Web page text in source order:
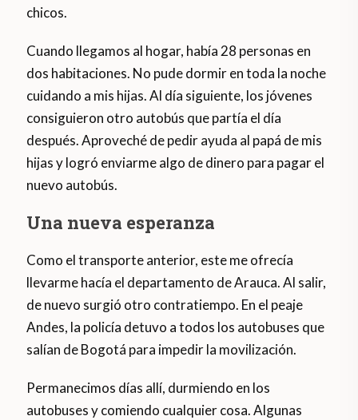
chicos.
Cuando llegamos al hogar, había 28 personas en
dos habitaciones. No pude dormir en toda la noche
cuidando a mis hijas. Al día siguiente, los jóvenes
consiguieron otro autobús que partía el día
después. Aproveché de pedir ayuda al papá de mis
hijas y logró enviarme algo de dinero para pagar el
nuevo autobús.
Una nueva esperanza
Como el transporte anterior, este me ofrecía
llevarme hacía el departamento de Arauca. Al salir,
de nuevo surgió otro contratiempo. En el peaje
Andes, la policía detuvo a todos los autobuses que
salían de Bogotá para impedir la movilización.
Permanecimos días allí, durmiendo en los
autobuses y comiendo cualquier cosa. Algunas